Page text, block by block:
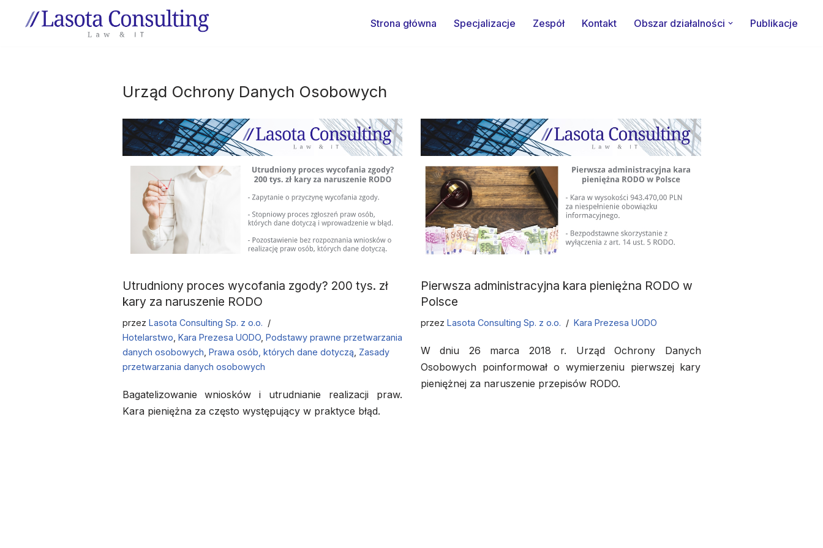
Strona główna Specjalizacje Zespół Kontakt Obszar działalności Publikacje
Urząd Ochrony Danych Osobowych
Utrudniony proces wycofania zgody? 200 tys. zł
kary za naruszenie RODO
przez Lasota Consulting Sp. z o.o.
Hotelarstwo Kara Prezesa UODO, Podstawy prawne przetwarzania
danych osobowych Prawa osób, których dane dotyczą Zasady
przetwarzania danych osobowych
Bagatelizowanie wniosków i utrudnianie realizacji praw.
Kara pieniężna za często występujący w praktyce błąd.
Pierwsza administracyjna kara pieniężna RODO w
Polsce
przez Lasota Consulting Sp. z o.o. Kara Prezesa UODO
W dniu 26 marca 2018 r. Urząd Ochrony Danych
Osobowych poinformował o wymierzeniu pierwszej kary
pieniężnej za naruszenie przepisów RODO.